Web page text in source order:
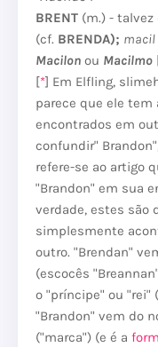
BRENT (m.) - talvez
(cf. BRENDA); macil
Macilon ou Macilmo
[*] Em Elfling,
parece que ele tem
encontrados em
confundir" Brandon"
refere-se ao artigo
"Brandon" em sua
verdade, estes são
simplesmente
outro. "Brendan"
(escocês
o "príncipe" ou "rei"
"Brandon" vem do
("marca") (e é a